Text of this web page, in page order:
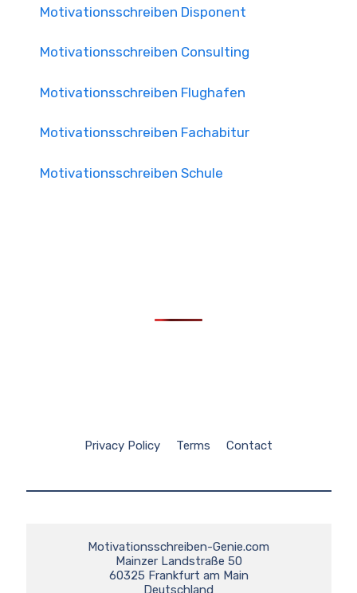
Motivationsschreiben Disponent
Motivationsschreiben Consulting
Motivationsschreiben Flughafen
Motivationsschreiben Fachabitur
Motivationsschreiben Schule
Privacy Policy Terms Contact
Motivationsschreiben-Genie.com
Mainzer Landstraße 50
60325 Frankfurt am Main
Deutschland